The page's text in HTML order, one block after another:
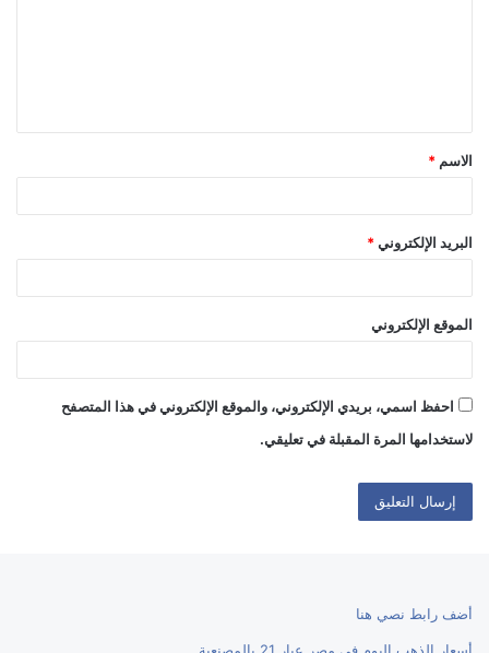
ق
*
الاسم *
البريد الإلكتروني *
الموقع الإلكتروني
احفظ اسمي، بريدي الإلكتروني، والموقع الإلكتروني في هذا المتصفح
لاستخدامها المرة المقبلة في تعليقي.
أضف رابط نصي هنا
أسعار الذهب اليوم في مصر عيار 21 بالمصنعية